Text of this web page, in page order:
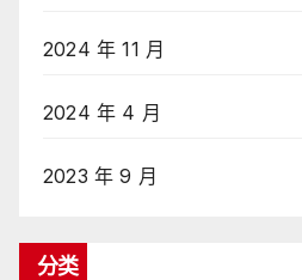
2024 年 11 月
2024 年 4 月
2023 年 9 月
分类